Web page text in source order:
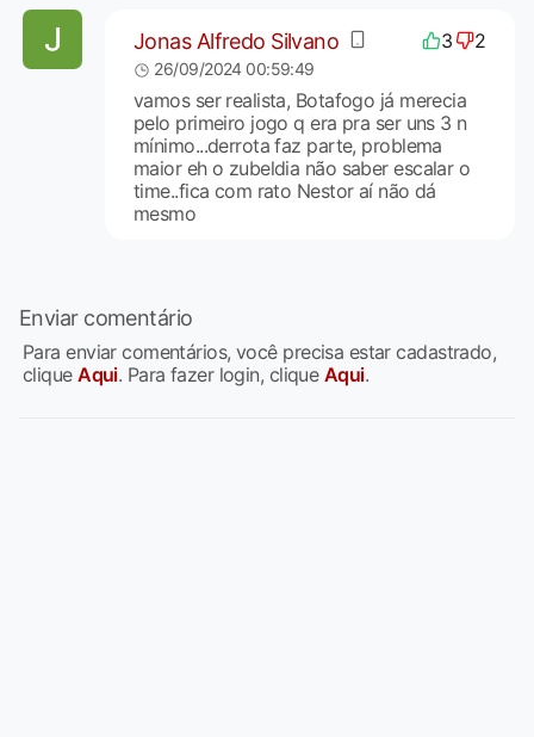
Jonas Alfredo Silvano 3 2
26/09/2024 00:59:49
vamos ser realista, Botafogo já merecia
pelo primeiro jogo q era pra ser uns 3 n
mínimo...derrota faz parte, problema
maior eh o zubeldia não saber escalar o
time..fica com rato Nestor aí não dá
mesmo
Enviar comentário
Para enviar comentários, você precisa estar cadastrado,
cliqueAqui. Para fazer login, clique Aqui.